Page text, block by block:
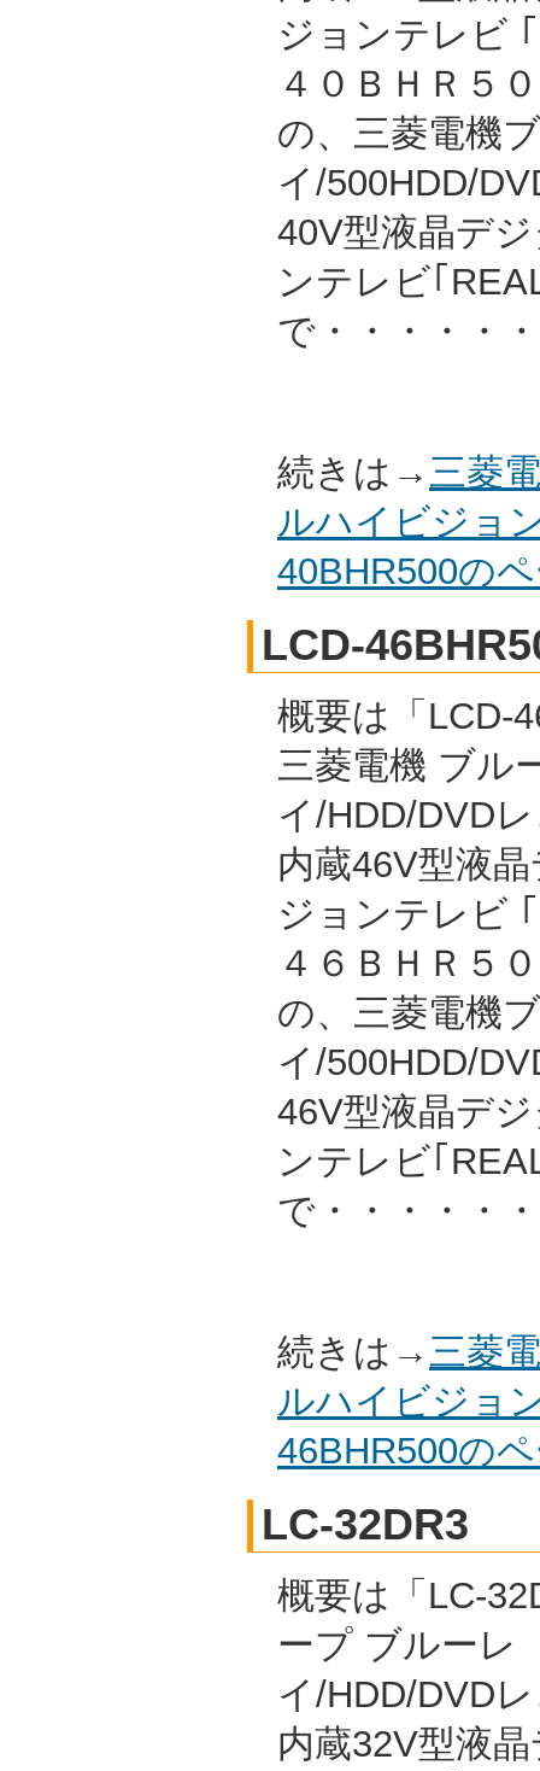
ジョンテレビ
４０ＢＨＲ５
の、三菱電機
イ/500HDD/
40V型液晶デ
ンテレビ｢
で・・・・・
続きは→ 三菱
ルハイビジョ
40BHR500の
LCD-
概要は「LCD-
三菱電機 ブル
イ/HDD/DVD
内蔵46V型液
ジョンテレビ
４６ＢＨＲ５
の、三菱電機
イ/500HDD/
46V型液晶デ
ンテレビ｢
で・・・・・
続きは→ 三菱
ルハイビジョ
46BHR500の
LC-32DR3
概要は「LC-
ープ ブルーレ
イ/HDD/DVD
内蔵32V型液